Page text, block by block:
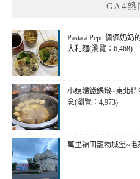
GA4熱
Pasta à Pepe 佩佩奶
大利麵(瀏覽：6,468)
小媳婦鐵鍋燉~東北
念(瀏覽：4,973)
萬里福田竉物城堡~毛